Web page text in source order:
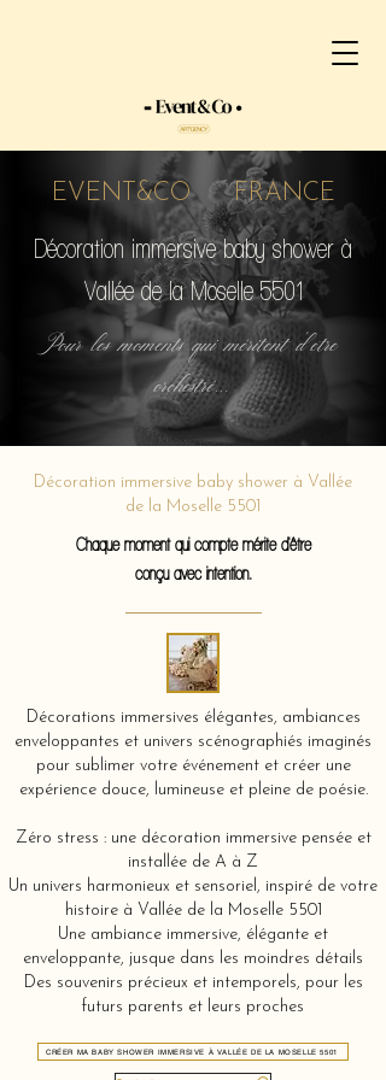
EVENT&CO FRANCE
Décoration immersive baby shower à
Vallée de la Moselle 5501
Pour les moments qui méritent d'etre
orchestré...
Décoration immersive baby shower à Vallée
de la Moselle 5501
Chaque moment qui compte mérite d'être
conçu avec intention.
Décorations immersives élégantes, ambiances
enveloppantes et univers scénographiés imaginés
pour sublimer votre événement et créer une
expérience douce, lumineuse et pleine de poésie.
Zéro stress : une décoration immersive pensée et
installée de A à Z
Un univers harmonieux et sensoriel, inspiré de votre
histoire à Vallée de la Moselle 5501
Une ambiance immersive, élégante et
enveloppante, jusque dans les moindres détails
Des souvenirs précieux et intemporels, pour les
futurs parents et leurs proches
CRÉER MA BABY SHOWER IMMERSIVE À VALLÉE DE LA MOSELLE 5501